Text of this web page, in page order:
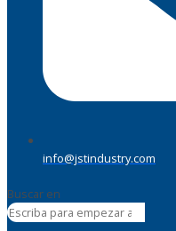
info@jstindustry.com
Buscar en